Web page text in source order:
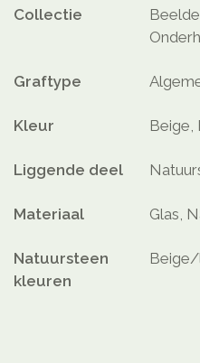
Collectie
Graftype
Kleur Beige,
Liggende deel
Materiaal Glas,
Natuursteen
kleuren
Beige/